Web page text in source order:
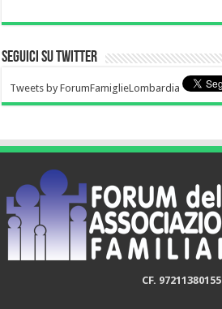
Seguici su Twitter
Tweets by ForumFamiglieLombardia
CF. 97211380155